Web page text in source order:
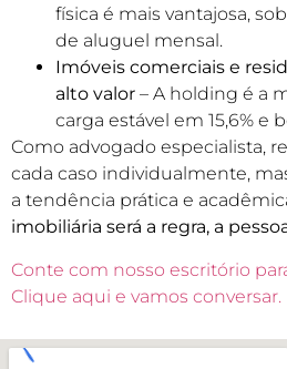
física é mais vantajosa,
de aluguel mensal.
Imóveis comerciais e
alto valor – A holding é a
carga estável em 15,6% e
Como advogado especialista,
cada caso individualmente,
a tendência prática e
imobiliária será a regra, a
Conte com nosso escritório
Clique aqui e vamos conversar.